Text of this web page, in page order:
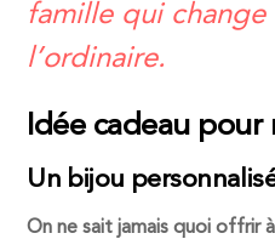
famille qui
l’ordinaire.
Idée cadeau pour
Un bijou
On ne sait jamais quoi offrir